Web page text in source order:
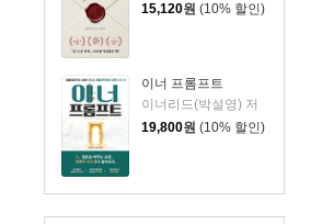
15,120원 (10% 할인)
이너 프롬프트
이너리드(박설영) 저
19,800원 (10% 할인)